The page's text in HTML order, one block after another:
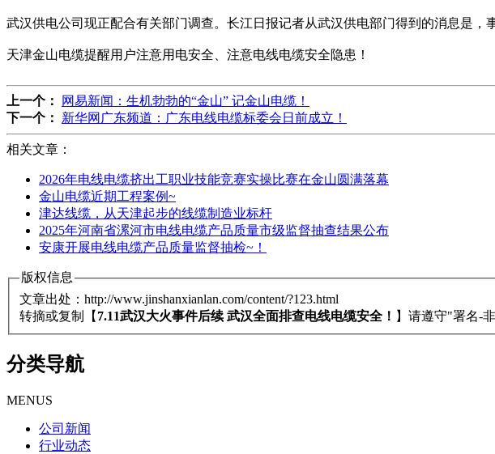
武汉供电公司现正配合有关部门调查。长江日报记者从武汉供电部门得到的消息是
天津金山电缆提醒用户注意用电安全、注意电线电缆安全隐患！
上一个：
网易新闻：生机勃勃的“金山” 记金山电缆！
下一个： 新华网广东频道：广东电线电缆标委会日前成立！
相关文章：
2026年电线电缆挤出工职业技能竞赛实操比赛在金山圆满落幕
金山电缆近期工程案例~
津达线缆，从天津起步的线缆制造业标杆
2025年河南省漯河市电线电缆产品质量市级监督抽查结果公布
安康开展电线电缆产品质量监督抽检~！
版权信息
文章出处：http://www.jinshanxianlan.com/content/?123.html
转摘或复制【 7.11武汉大火事件后续 武汉全面排查电线电缆安全！ 】请遵守"署名-
分类导航
MENUS
公司新闻
行业动态